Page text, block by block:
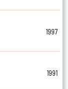
1997
1991